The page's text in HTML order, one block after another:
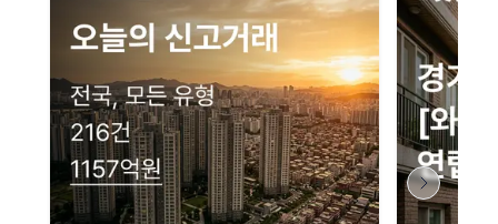
네이버 지도 연결 안내
현재 네이버 지도 연결이 원활하지 않아 지도를 불러올 수 없습니다.
이용에 불편을 드려 죄송합니다.